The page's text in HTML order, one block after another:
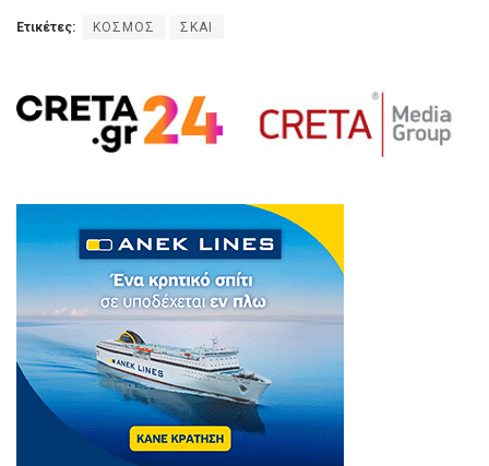
Ετικέτες: ΚΟΣΜΟΣ ΣΚΑΙ